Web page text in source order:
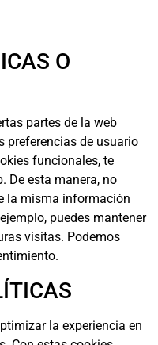
O
partes de la web
preferencias de usuario
funcionales, te
De esta manera, no
la misma información
puedes mantener
visitas. Podemos
la experiencia en